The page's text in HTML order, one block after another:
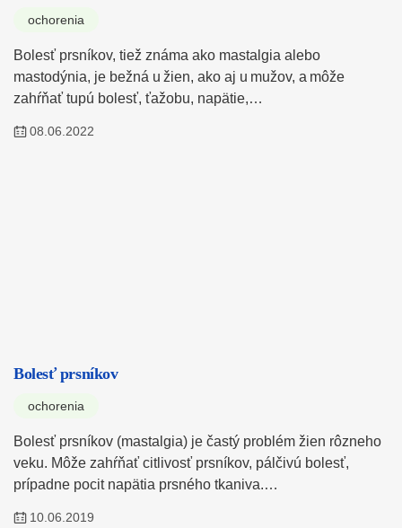
ochorenia
Bolesť prsníkov, tiež známa ako mastalgia alebo
mastodýnia, je bežná u žien, ako aj u mužov, a môže
zahŕňať tupú bolesť, ťažobu, napätie,…
08.06.2022
Bolesť prsníkov
ochorenia
Bolesť prsníkov (mastalgia) je častý problém žien rôzneho
veku. Môže zahŕňať citlivosť prsníkov, pálčivú bolesť,
prípadne pocit napätia prsného tkaniva.…
10.06.2019